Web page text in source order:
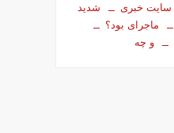
سایت خبری
شدید
ماجرای بود؟
و چه